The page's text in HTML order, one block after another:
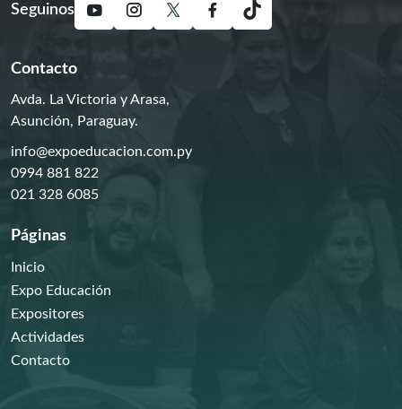
Seguinos
Contacto
Avda. La Victoria y Arasa,
Asunción, Paraguay.
info@expoeducacion.com.py
0994 881 822
021 328 6085
Páginas
Inicio
Expo Educación
Expositores
Actividades
Contacto